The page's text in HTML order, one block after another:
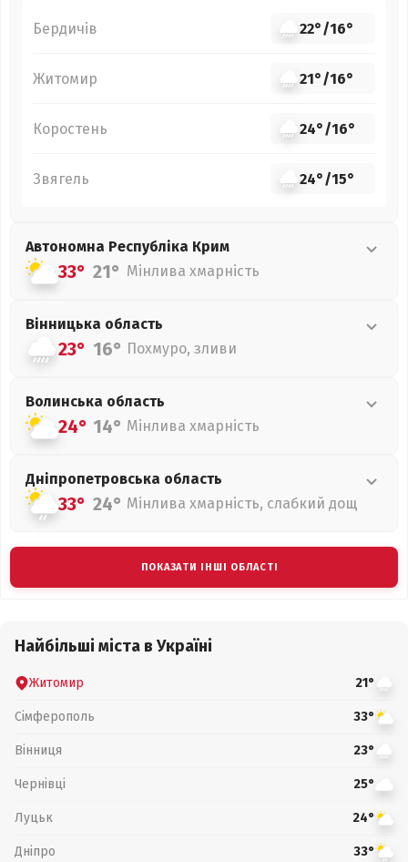
Бердичів 22°/16°
Житомир 21°/16°
Коростень 24°/16°
Звягель 24°/15°
Автономна Республіка Крим
33° 21° Мінлива хмарність
Вінницька область
23° 16° Похмуро, зливи
Волинська область
24° 14° Мінлива хмарність
Дніпропетровська область
33° 24° Мінлива хмарність, слабкий дощ
ПОКАЗАТИ ІНШІ ОБЛАСТІ
Найбільші міста в Україні
Житомир 21°
Сімферополь 33°
Вінниця 23°
Чернівці 25°
Луцьк 24°
Дніпро 33°